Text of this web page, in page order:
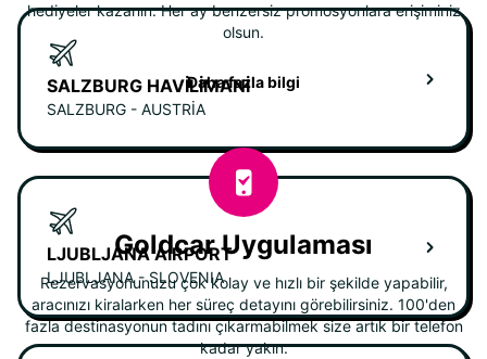
SALZBURG HAVILIMANI
SALZBURG - AUSTRIA
LJUBLJANA AIRPORT
LJUBLJANA - SLOVENIA
hediyeler kazanın. Her ay benzersiz promosyonlara erişiminiz
olsun.
Daha fazla bilgi
Goldcar Uygulaması
Rezervasyonunuzu çok kolay ve hızlı bir şekilde yapabilir,
aracınızı kiralarken her süreç detayını görebilirsiniz. 100'den
fazla destinasyonun tadını çıkarmabilmek size artık bir telefon
kadar yakın.